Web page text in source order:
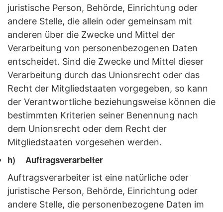
juristische Person, Behörde, Einrichtung oder
andere Stelle, die allein oder gemeinsam mit
anderen über die Zwecke und Mittel der
Verarbeitung von personenbezogenen Daten
entscheidet. Sind die Zwecke und Mittel dieser
Verarbeitung durch das Unionsrecht oder das
Recht der Mitgliedstaaten vorgegeben, so kann
der Verantwortliche beziehungsweise können die
bestimmten Kriterien seiner Benennung nach
dem Unionsrecht oder dem Recht der
Mitgliedstaaten vorgesehen werden.
h) Auftragsverarbeiter
Auftragsverarbeiter ist eine natürliche oder
juristische Person, Behörde, Einrichtung oder
andere Stelle, die personenbezogene Daten im